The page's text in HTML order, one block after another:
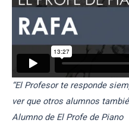
“El Profesor te responde
ver que otros alumnos
Alumno de El Profe de Piano